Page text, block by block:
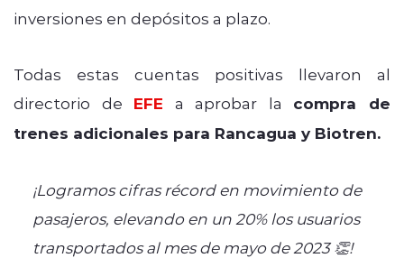
inversiones en depósitos a plazo.
Todas estas cuentas positivas llevaron al
directorio de EFE a aprobar la compra de
trenes adicionales para Rancagua y Biotren.
¡Logramos cifras récord en movimiento de
pasajeros, elevando en un 20% los usuarios
transportados al mes de mayo de 2023 👏!